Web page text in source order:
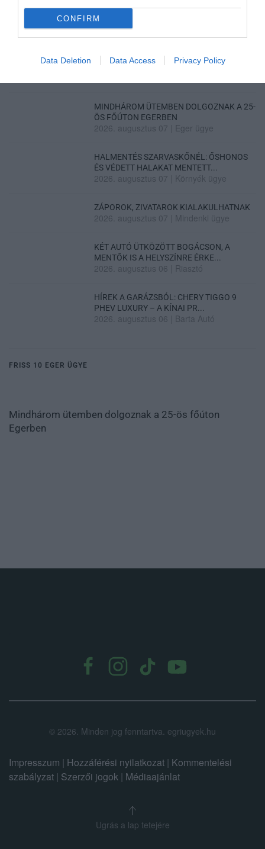
CONFIRM
Data Deletion Data Access Privacy Policy
ÚJRAINDULNAK A KORÁBBAN
LEÁLLÍTOTT SZOLGÁLTATÁSOK AZ EGRI...
2026. augusztus 07
TÍZ ÉVE NEM VOLT ILYEN ALACSONY AZ
INFLÁCIÓ MAGYARORSZÁGON
MINDHÁROM ÜTEMBEN DOLGOZNAK A 25-
ÖS FŐÚTON EGERBEN
2026. augusztus 07 Eger ügye
HALMENTÉS SZARVASKŐNÉL: ŐSHONOS
ÉS VÉDETT HALAKAT MENTETT...
2026. augusztus 07 Környék ügye
ZÁPOROK, ZIVATAROK KIALAKULHATNAK
2026. augusztus 07 Mindenki ügye
KÉT AUTÓ ÜTKÖZÖTT BOGÁCSON, A
MENTŐK IS A HELYSZÍNRE ÉRKE...
2026. augusztus 06 Riasztó
HÍREK A GARÁZSBÓL: CHERY TIGGO 9
PHEV LUXURY – A KÍNAI PR...
2026. augusztus 06 Barta Autó
FRISS 10 EGER ÜGYE
Mindhárom ütemben dolgoznak a 25-ös főúton
Egerben
© 2026. Minden jog fenntartva. egriugyek.hu
Impresszum | Hozzáférési nyilatkozat | Kommentelési
szabályzat | Szerzői jogok | Médiaajánlat
Ugrás a lap tetejére